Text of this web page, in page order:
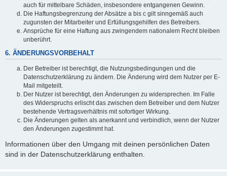
auch für mittelbare Schäden, insbesondere entgangenen Gewinn.
Die Haftungsbegrenzung der Absätze a bis c gilt sinngemäß auch
zugunsten der Mitarbeiter und Erfüllungsgehilfen des Betreibers.
Ansprüche für eine Haftung aus zwingendem nationalem Recht bleiben
unberührt.
6. ÄNDERUNGSVORBEHALT
Der Betreiber ist berechtigt, die Nutzungsbedingungen und die
Datenschutzerklärung zu ändern. Die Änderung wird dem Nutzer per E-
Mail mitgeteilt.
Der Nutzer ist berechtigt, den Änderungen zu widersprechen. Im Falle
des Widerspruchs erlischt das zwischen dem Betreiber und dem Nutzer
bestehende Vertragsverhältnis mit sofortiger Wirkung.
Die Änderungen gelten als anerkannt und verbindlich, wenn der Nutzer
den Änderungen zugestimmt hat.
Informationen über den Umgang mit deinen persönlichen Daten
sind in der Datenschutzerklärung enthalten.